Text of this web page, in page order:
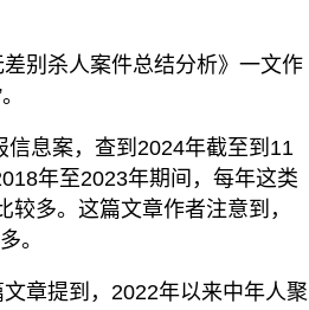
别杀人案件总结分析》一文作
息案，查到2024年截至到11
年至2023年期间，每年这类
多。这篇文章作者注意到，
。
章提到，2022年以来中年人聚